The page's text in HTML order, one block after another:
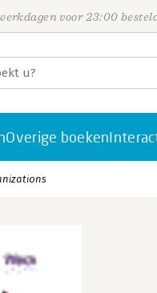
voor 23:00
Overige boeken